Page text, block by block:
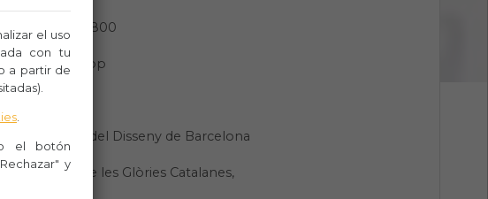
932566800
Whasapp
Museu del Disseny de Barcelona
Plaça de les Glòries Catalanes,
el uso
con tu
a partir de
el botón
y